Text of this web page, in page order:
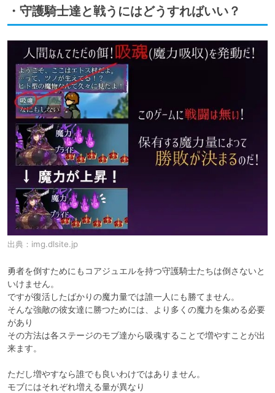
・守護騎士達と戦うにはどうすればいい？
出典： img.dlsite.jp
勇者を倒すためにもコアジュエルを持つ守護騎士たちは倒さないと
いけません。
ですが復活したばかりの魔力量では誰一人にも勝てません。
そんな強敵の彼女達に勝つためには、より多くの魔力を集める必要
があり
その方法は各ステージのモブ達から吸魂することで増やすことが出
来ます。
ただし増やすなら誰でも良いわけではありません。
モブにはそれぞれ増える量が異なり